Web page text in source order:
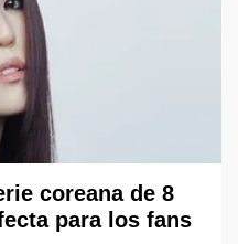
coreana de 8
para los fans